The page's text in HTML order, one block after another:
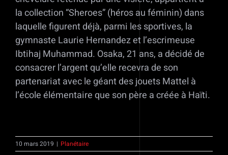
la collection “Sheroes” (héros au féminin) dans
laquelle figurent déjà, parmi les sportives, la
gymnaste Laurie Hernandez et l’escrimeuse
Ibtihaj Muhammad. Osaka, 21 ans, a décidé de
consacrer l’argent qu’elle recevra de son
partenariat avec le géant des jouets Mattel à
l’école élémentaire que son père a créée à Haïti.
10 mars 2019 | Planétaire